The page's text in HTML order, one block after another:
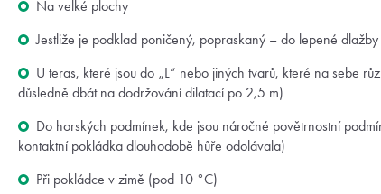
Na velké plochy
Jestliže je podklad poničený, popraskaný – do lepené
U teras, které jsou do „L“ nebo jiných tvarů, které na sebe
důsledně dbát na dodržování dilatací po 2,5 m)
Do horských podmínek, kde jsou náročné povětrnostní
kontaktní pokládka dlouhodobě hůře odolávala)
Při pokládce v zimě (pod 10 °C)